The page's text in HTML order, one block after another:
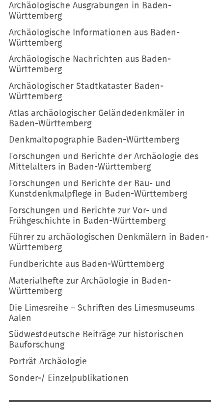
Archäologische Ausgrabungen in Baden-
Württemberg
Archäologische Informationen aus Baden-
Württemberg
Archäologische Nachrichten aus Baden-
Württemberg
Archäologischer Stadtkataster Baden-
Württemberg
Atlas archäologischer Geländedenkmäler in
Baden-Württemberg
Denkmaltopographie Baden-Württemberg
Forschungen und Berichte der Archäologie des
Mittelalters in Baden-Württemberg
Forschungen und Berichte der Bau- und
Kunstdenkmalpflege in Baden-Württemberg
Forschungen und Berichte zur Vor- und
Frühgeschichte in Baden-Württemberg
Führer zu archäologischen Denkmälern in Baden-
Württemberg
Fundberichte aus Baden-Württemberg
Materialhefte zur Archäologie in Baden-
Württemberg
Die Limesreihe – Schriften des Limesmuseums
Aalen
Südwestdeutsche Beiträge zur historischen
Bauforschung
Porträt Archäologie
Sonder-/ Einzelpublikationen